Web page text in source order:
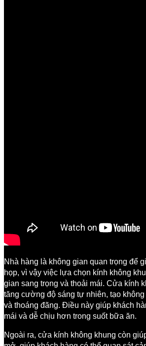
Nhà hàng là không gian quan trọng để
họp, vì vậy việc lựa chọn kính không
gian sang trọng và thoải mái. Cửa kính
tăng cường độ sáng tự nhiên, tạo
và thoáng đãng. Điều này giúp khách
mái và dễ chịu hơn trong suốt bữa ăn.
Ngoài ra, cửa kính không khung còn